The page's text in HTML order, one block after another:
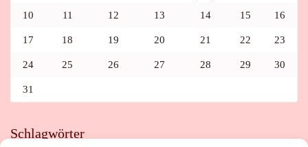
10 11 12 13 14 15 16
17 18 19 20 21 22 23
24 25 26 27 28 29 30
31
Schlagwörter